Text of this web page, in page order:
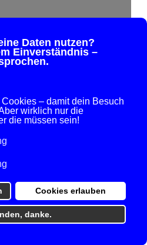
office@firstclass-travellers.eu
ORTE & REISEN
38